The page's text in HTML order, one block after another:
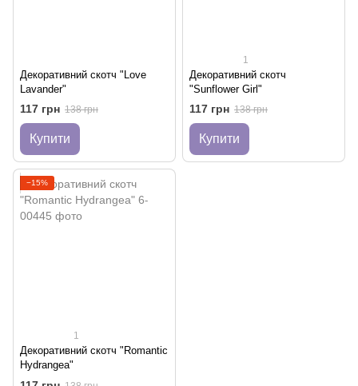
Декоративний скотч "Love
Lavander"
117 грн 138 грн
Купити
1
Декоративний скотч
"Sunflower Girl"
117 грн 138 грн
Купити
−15%
1
Декоративний скотч "Romantic
Hydrangea"